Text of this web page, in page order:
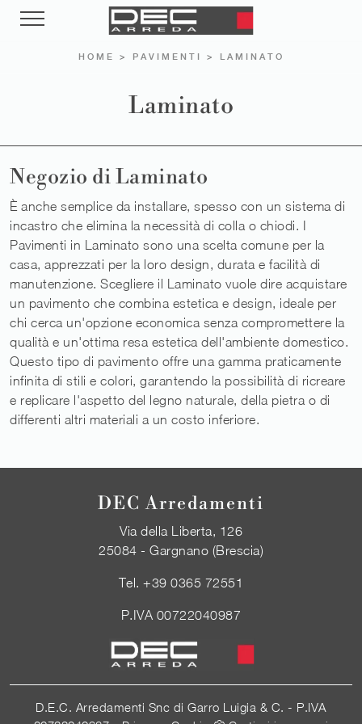
HOME > PAVIMENTI > LAMINATO
Laminato
Negozio di Laminato
È anche semplice da installare, spesso con un sistema di
incastro che elimina la necessità di colla o chiodi. I
Pavimenti in Laminato sono una scelta comune per la
casa, apprezzati per la loro design, durata e facilità di
manutenzione. Scegliere il Laminato vuole dire acquistare
un pavimento che combina estetica e design, ideale per
chi cerca un'opzione economica senza compromettere la
qualità e un'ottima resa estetica dell'ambiente domestico.
Questo tipo di pavimento offre una gamma praticamente
infinita di stili e colori, garantendo la possibilità di ricreare
e replicare l'aspetto del legno naturale, della pietra o di
differenti altri materiali a un costo inferiore.
DEC Arredamenti
Via della Liberta, 126
25084 - Gargnano (Brescia)
Tel.+39 0365 72551
P.IVA 00722040987
D.E.C. Arredamenti Snc di Garro Luigia & C. - P.IVA